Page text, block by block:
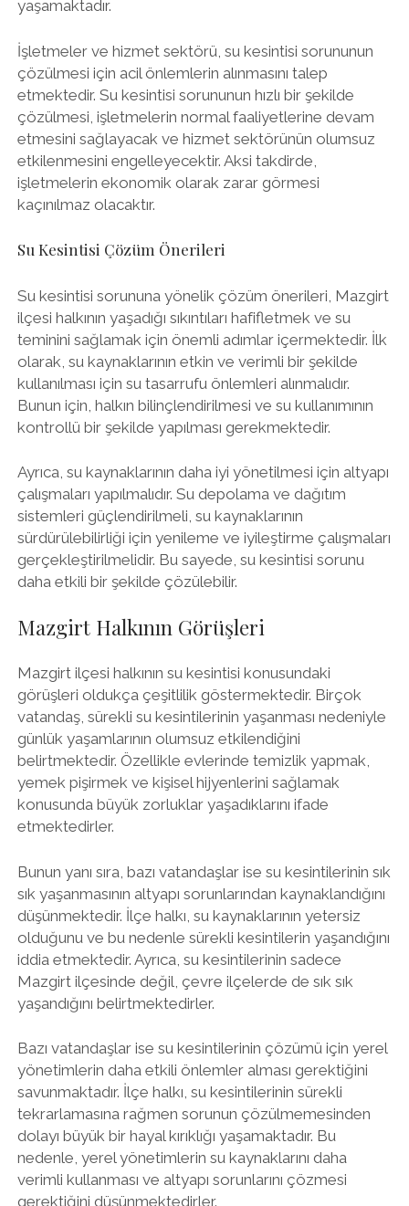
yaşamaktadır.
İşletmeler ve hizmet sektörü, su kesintisi sorununun
çözülmesi için acil önlemlerin alınmasını talep
etmektedir. Su kesintisi sorununun hızlı bir şekilde
çözülmesi, işletmelerin normal faaliyetlerine devam
etmesini sağlayacak ve hizmet sektörünün olumsuz
etkilenmesini engelleyecektir. Aksi takdirde,
işletmelerin ekonomik olarak zarar görmesi
kaçınılmaz olacaktır.
Su Kesintisi Çözüm Önerileri
Su kesintisi sorununa yönelik çözüm önerileri, Mazgirt
ilçesi halkının yaşadığı sıkıntıları hafifletmek ve su
teminini sağlamak için önemli adımlar içermektedir. İlk
olarak, su kaynaklarının etkin ve verimli bir şekilde
kullanılması için su tasarrufu önlemleri alınmalıdır.
Bunun için, halkın bilinçlendirilmesi ve su kullanımının
kontrollü bir şekilde yapılması gerekmektedir.
Ayrıca, su kaynaklarının daha iyi yönetilmesi için altyapı
çalışmaları yapılmalıdır. Su depolama ve dağıtım
sistemleri güçlendirilmeli, su kaynaklarının
sürdürülebilirliği için yenileme ve iyileştirme çalışmaları
gerçekleştirilmelidir. Bu sayede, su kesintisi sorunu
daha etkili bir şekilde çözülebilir.
Mazgirt Halkının Görüşleri
Mazgirt ilçesi halkının su kesintisi konusundaki
görüşleri oldukça çeşitlilik göstermektedir. Birçok
vatandaş, sürekli su kesintilerinin yaşanması nedeniyle
günlük yaşamlarının olumsuz etkilendiğini
belirtmektedir. Özellikle evlerinde temizlik yapmak,
yemek pişirmek ve kişisel hijyenlerini sağlamak
konusunda büyük zorluklar yaşadıklarını ifade
etmektedirler.
Bunun yanı sıra, bazı vatandaşlar ise su kesintilerinin sık
sık yaşanmasının altyapı sorunlarından kaynaklandığını
düşünmektedir. İlçe halkı, su kaynaklarının yetersiz
olduğunu ve bu nedenle sürekli kesintilerin yaşandığını
iddia etmektedir. Ayrıca, su kesintilerinin sadece
Mazgirt ilçesinde değil, çevre ilçelerde de sık sık
yaşandığını belirtmektedirler.
Bazı vatandaşlar ise su kesintilerinin çözümü için yerel
yönetimlerin daha etkili önlemler alması gerektiğini
savunmaktadır. İlçe halkı, su kesintilerinin sürekli
tekrarlamasına rağmen sorunun çözülmemesinden
dolayı büyük bir hayal kırıklığı yaşamaktadır. Bu
nedenle, yerel yönetimlerin su kaynaklarını daha
verimli kullanması ve altyapı sorunlarını çözmesi
gerektiğini düşünmektedirler.